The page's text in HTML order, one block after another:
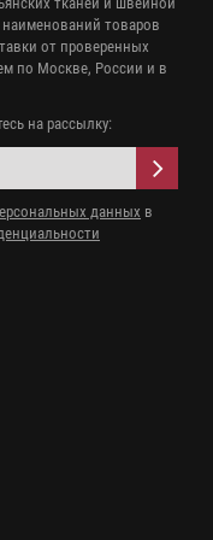
товаров
от проверенных
по Москве, России и в
на рассылку:
данных в